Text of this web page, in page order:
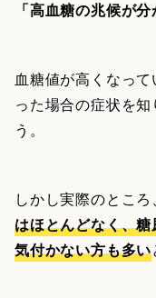
「高血糖の兆候が
血糖値が高くなっ
った場合の症状を
う。
しかし実際のところ、
はほとんどなく、
気付かない方も多い